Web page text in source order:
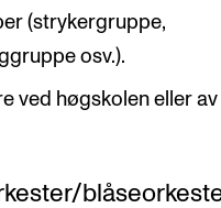
(strykergruppe,
osv.).
ved høgskolen eller av